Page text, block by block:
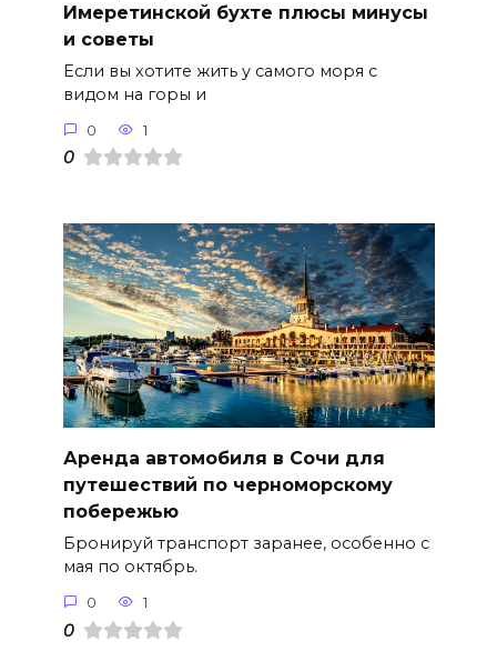
Имеретинской бухте плюсы минусы
и советы
Если вы хотите жить у самого моря с
видом на горы и
0 1
0
Аренда автомобиля в Сочи для
путешествий по черноморскому
побережью
Бронируй транспорт заранее, особенно с
мая по октябрь.
0 1
0